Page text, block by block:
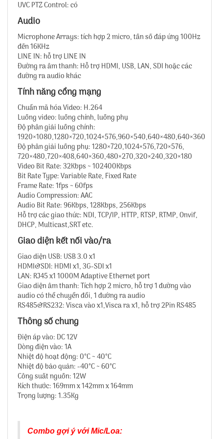
UVC PTZ Control: có
Audio
Microphone Arrays: tích hợp 2 micro, tần số đáp ứng 100Hz
đến 16KHz
LINE IN: hỗ trợ LINE IN
Đường ra âm thanh: Hỗ trợ HDMI, USB, LAN, SDI hoặc các
đường ra audio khác
Tính năng cổng mạng
Chuẩn mã hóa Video: H.264
Luồng video: luồng chính, luồng phụ
Độ phân giải luồng chính:
1920×1080,1280×720,1024×576,960×540,640×480,640×360
Độ phân giải luồng phụ: 1280×720,1024×576,720×576,
720×480,720×408,640×360,480×270,320×240,320×180
Video Bit Rate: 32Kbps ~ 102400Kbps
Bit Rate Type: Variable Rate, Fixed Rate
Frame Rate: 1fps ~ 60fps
Audio Compression: AAC
Audio Bit Rate: 96Kbps, 128Kbps, 256Kbps
Hỗ trợ các giao thức: NDI, TCP/IP, HTTP, RTSP, RTMP, Onvif,
DHCP, Multicast,SRT etc.
Giao diện kết nối vào/ra
Giao diện USB: USB 3.0 x1
HDMI&SDI: HDMI x1, 3G-SDI x1
LAN: RJ45 x1 1000M Adaptive Ethernet port
Giao diện âm thanh: Tích hợp 2 micro, hỗ trợ 1 đường vào
audio có thể chuyển đổi, 1 đường ra audio
RS485&RS232: Visca vào x1,Visca ra x1, hỗ trợ 2Pin RS485
Thông số chung
Điện áp vào: DC 12V
Dòng điện vào: 1A
Nhiệt độ hoạt động: 0°C ~ 40°C
Nhiệt độ bảo quản: -40°C ~ 60°C
Công suất nguồn: 12W
Kích thước: 169mm x 142mm x 164mm
Trọng lượng: 1.35Kg
Combo gợi ý với Mic/Loa: